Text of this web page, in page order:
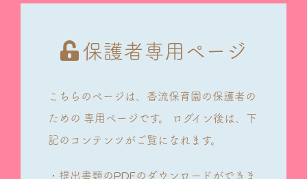
保護者専用ページ
こちらのページは、香流保育園の保護者の
ための 専用ページです。
ログイン後は、下
記のコンテンツがご覧になれます。
・提出書類のPDFのダウンロードができま